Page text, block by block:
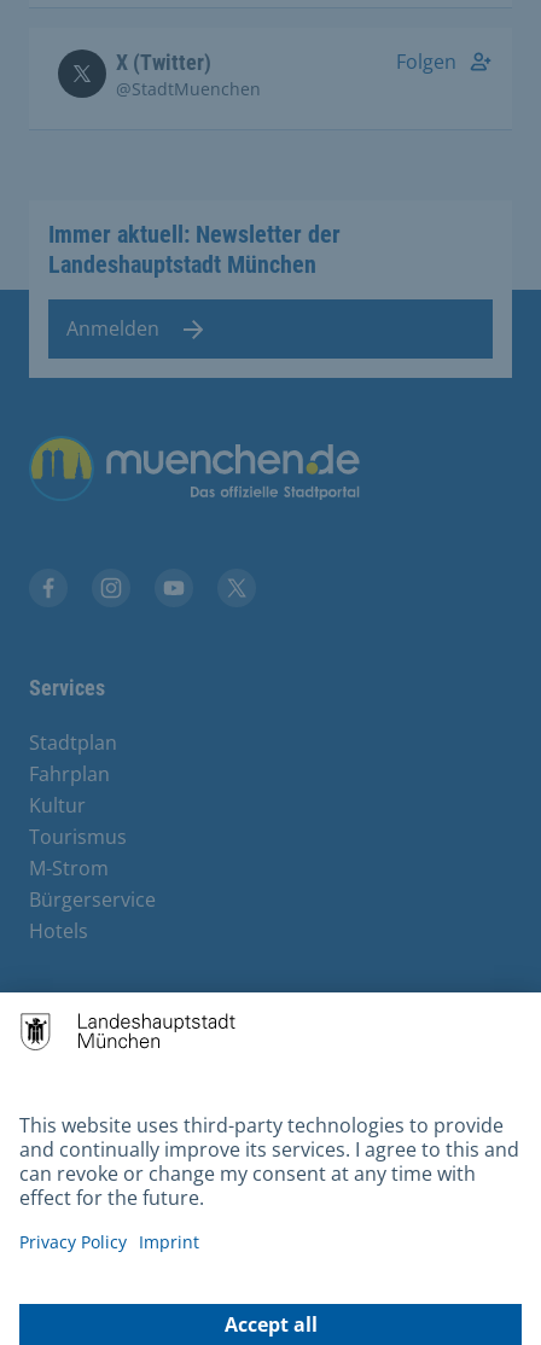
X (Twitter)
@StadtMuenchen
Folgen
Immer aktuell: Newsletter der
Landeshauptstadt München
Anmelden
Übergreifende Links
Services
Stadtplan
Fahrplan
Kultur
Tourismus
M-Strom
Bürgerservice
Hotels
Contact
Gebärdensprache
Datenschutz
Kontakt